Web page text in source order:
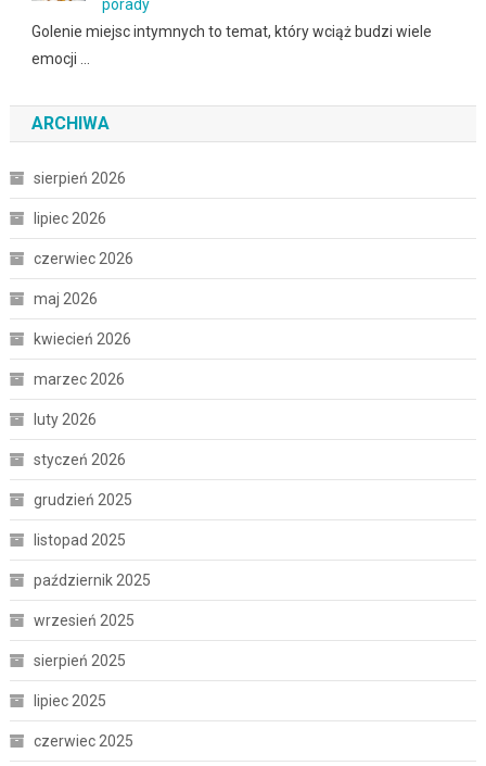
porady
Golenie miejsc intymnych to temat, który wciąż budzi wiele
emocji …
ARCHIWA
sierpień 2026
lipiec 2026
czerwiec 2026
maj 2026
kwiecień 2026
marzec 2026
luty 2026
styczeń 2026
grudzień 2025
listopad 2025
październik 2025
wrzesień 2025
sierpień 2025
lipiec 2025
czerwiec 2025